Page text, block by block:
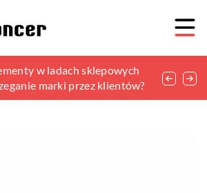
metamorfozę ogrodu
w ladach sklepowych
marki przez klientów?
i funkcjonalne dekoracje